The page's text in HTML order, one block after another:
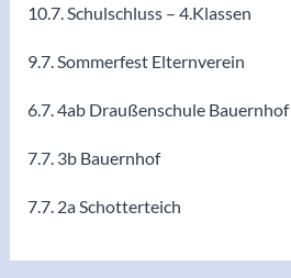
10.7. Schulschluss – 4.Klassen
9.7. Sommerfest Elternverein
6.7. 4ab Draußenschule Bauernhof
7.7. 3b Bauernhof
7.7. 2a Schotterteich